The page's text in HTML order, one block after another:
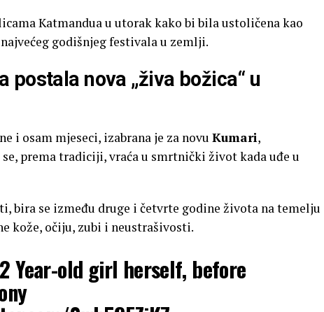
Katmandua u utorak kako bi bila ustoličena kao
godišnjeg festivala u zemlji.
postala nova „živa božica“ u
i osam mjeseci, izabrana je za novu Kumari,
prema tradiciji, vraća u smrtnički život kada uđe u
bira se između druge i četvrte godine života na temelju
kože, očiju, zubi i neustrašivosti.
Year-old girl herself, before